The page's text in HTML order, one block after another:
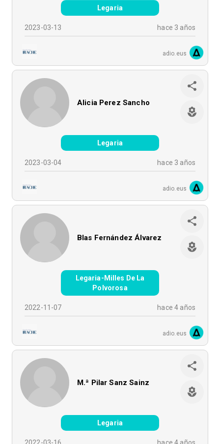
Legaria
2023-03-13 hace 3 años
adio.eus
Alicia Perez Sancho
Legaria
2023-03-04 hace 3 años
adio.eus
Blas Fernández Álvarez
Legaria-Milles De La
Polvorosa
2022-11-07 hace 4 años
adio.eus
M.ª Pilar Sanz Sainz
Legaria